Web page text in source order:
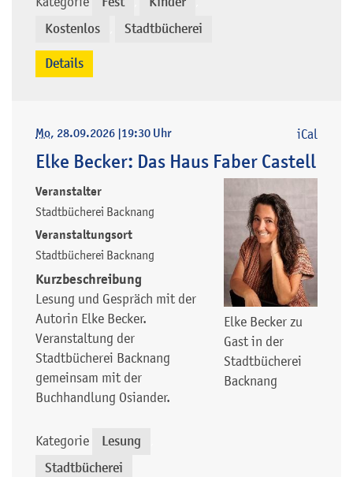
Kostenlos Stadtbücherei
Details
Mo, 28.09.2026 |19:30 Uhr
Elke Becker: Das Haus Faber Castell
Elke Becker zu
Gast in der
Stadtbücherei
Backnang
Veranstalter
Stadtbücherei Backnang
Veranstaltungsort
Stadtbücherei Backnang
Kurzbeschreibung
Lesung und Gespräch mit der
Autorin Elke Becker.
Veranstaltung der
Stadtbücherei Backnang
gemeinsam mit der
Buchhandlung Osiander.
Kategorie Lesung
Stadtbücherei
iCal